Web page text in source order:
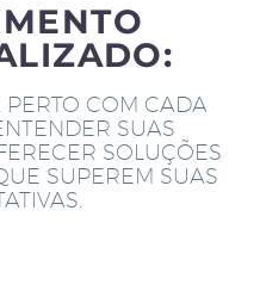
COM CADA
SUAS
SOLUÇÕES
SUPEREM SUAS